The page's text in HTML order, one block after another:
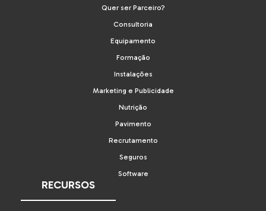
Quer ser Parceiro?
Consultoria
Equipamento
Formação
Instalações
Marketing e Publicidade
Nutrição
Pavimento
Recrutamento
Seguros
Software
RECURSOS